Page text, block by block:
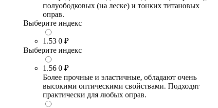
полуободковых (на леске) и тонких титановых
оправ.
Выберите индекс
1.53 0 ₽
Выберите индекс
1.56 0 ₽
Более прочные и эластичные, обладают очень
высокими оптическими свойствами. Подходят
практически для любых оправ.